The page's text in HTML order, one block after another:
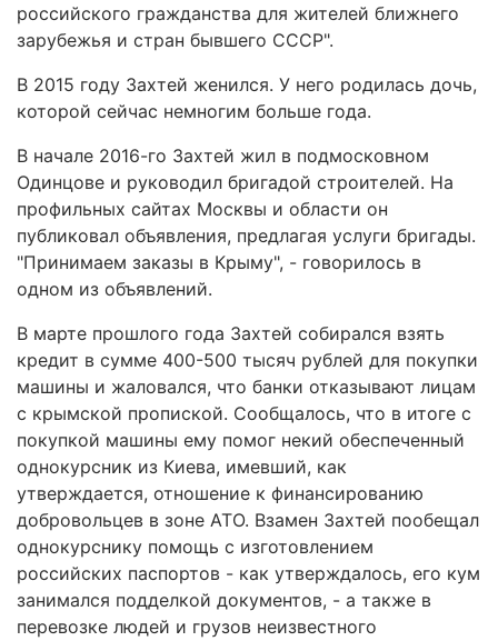
российского гражданства для жителей ближнего
зарубежья и стран бывшего СССР".
В 2015 году Захтей женился. У него родилась дочь,
которой сейчас немногим больше года.
В начале 2016-го Захтей жил в подмосковном
Одинцове и руководил бригадой строителей. На
профильных сайтах Москвы и области он
публиковал объявления, предлагая услуги бригады.
"Принимаем заказы в Крыму", - говорилось в
одном из объявлений.
В марте прошлого года Захтей собирался взять
кредит в сумме 400-500 тысяч рублей для покупки
машины и жаловался, что банки отказывают лицам
с крымской пропиской. Сообщалось, что в итоге с
покупкой машины ему помог некий обеспеченный
однокурсник из Киева, имевший, как
утверждается, отношение к финансированию
добровольцев в зоне АТО. Взамен Захтей пообещал
однокурснику помощь с изготовлением
российских паспортов - как утверждалось, его кум
занимался подделкой документов, - а также в
перевозке людей и грузов неизвестного